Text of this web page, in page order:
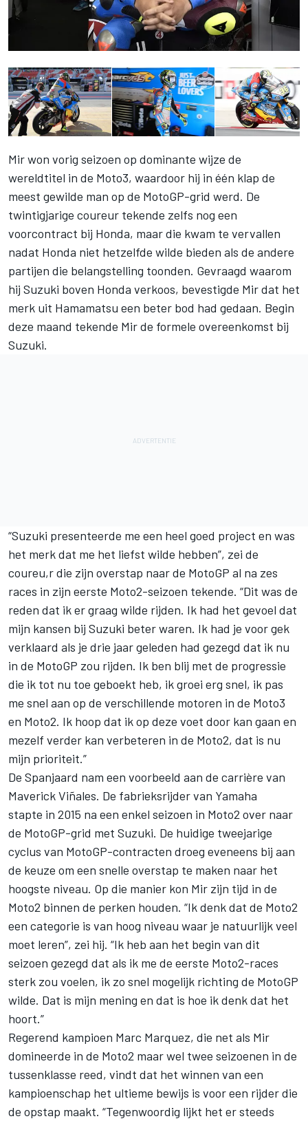
Mir won vorig seizoen op dominante wijze de
wereldtitel in de Moto3, waardoor hij in één klap de
meest gewilde man op de MotoGP-grid werd. De
twintigjarige coureur tekende zelfs nog een
voorcontract bij Honda, maar die kwam te vervallen
nadat Honda niet hetzelfde wilde bieden als de andere
partijen die belangstelling toonden. Gevraagd waarom
hij Suzuki boven Honda verkoos, bevestigde Mir dat het
merk uit Hamamatsu een beter bod had gedaan. Begin
deze maand tekende Mir de formele overeenkomst bij
Suzuki.
“Suzuki presenteerde me een heel goed project en was
het merk dat me het liefst wilde hebben”, zei de
coureu,r die zijn overstap naar de MotoGP al na zes
races in zijn eerste Moto2-seizoen tekende. “Dit was de
reden dat ik er graag wilde rijden. Ik had het gevoel dat
mijn kansen bij Suzuki beter waren. Ik had je voor gek
verklaard als je drie jaar geleden had gezegd dat ik nu
in de MotoGP zou rijden. Ik ben blij met de progressie
die ik tot nu toe geboekt heb, ik groei erg snel, ik pas
me snel aan op de verschillende motoren in de Moto3
en Moto2. Ik hoop dat ik op deze voet door kan gaan en
mezelf verder kan verbeteren in de Moto2, dat is nu
mijn prioriteit.”
De Spanjaard nam een voorbeeld aan de carrière van
Maverick Viñales. De fabrieksrijder van Yamaha
stapte in 2015 na een enkel seizoen in Moto2 over naar
de MotoGP-grid met Suzuki. De huidige tweejarige
cyclus van MotoGP-contracten droeg eveneens bij aan
de keuze om een snelle overstap te maken naar het
hoogste niveau. Op die manier kon Mir zijn tijd in de
Moto2 binnen de perken houden. “Ik denk dat de Moto2
een categorie is van hoog niveau waar je natuurlijk veel
moet leren”, zei hij. “Ik heb aan het begin van dit
seizoen gezegd dat als ik me de eerste Moto2-races
sterk zou voelen, ik zo snel mogelijk richting de MotoGP
wilde. Dat is mijn mening en dat is hoe ik denk dat het
hoort.”
Regerend kampioen Marc Marquez, die net als Mir
domineerde in de Moto2 maar wel twee seizoenen in de
tussenklasse reed, vindt dat het winnen van een
kampioenschap het ultieme bewijs is voor een rijder die
de opstap maakt. “Tegenwoordig lijkt het er steeds